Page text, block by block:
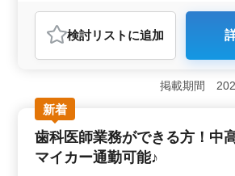
おすすめポイント
＜駅チカ販売店での自動車整備士募集
にある販売店で、自動車整備士を募集
取り扱い車種は小型車や国産車が中心
ツダ車もあります。経験者であれば50
います。車通勤も可能で、週休二日
内容の一例＞ 定期点検整備や納車整
取り付け、トラブルシューティングな
ります。また、お客様対応やカーナビ
検討リスト に追加
掲載期間
新着
歯科医師業務ができる方！中
マイカー通勤可能♪